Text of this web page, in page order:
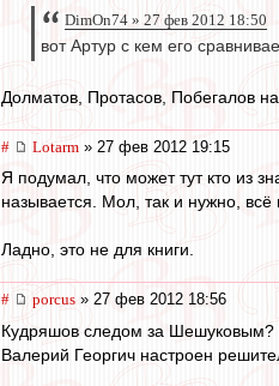
DimOn74 » 27 фев 2012 18:50
вот Артур с кем его
Долматов, Протасов, Побегалов
# Lotarm » 27 фев 2012 19:15
Я подумал, что может тут кто из
называется. Мол, так и нужно,
Ладно, это не для книги.
# porcus » 27 фев 2012 18:56
Кудряшов следом за Шешуковым?
Валерий Георгич настроен